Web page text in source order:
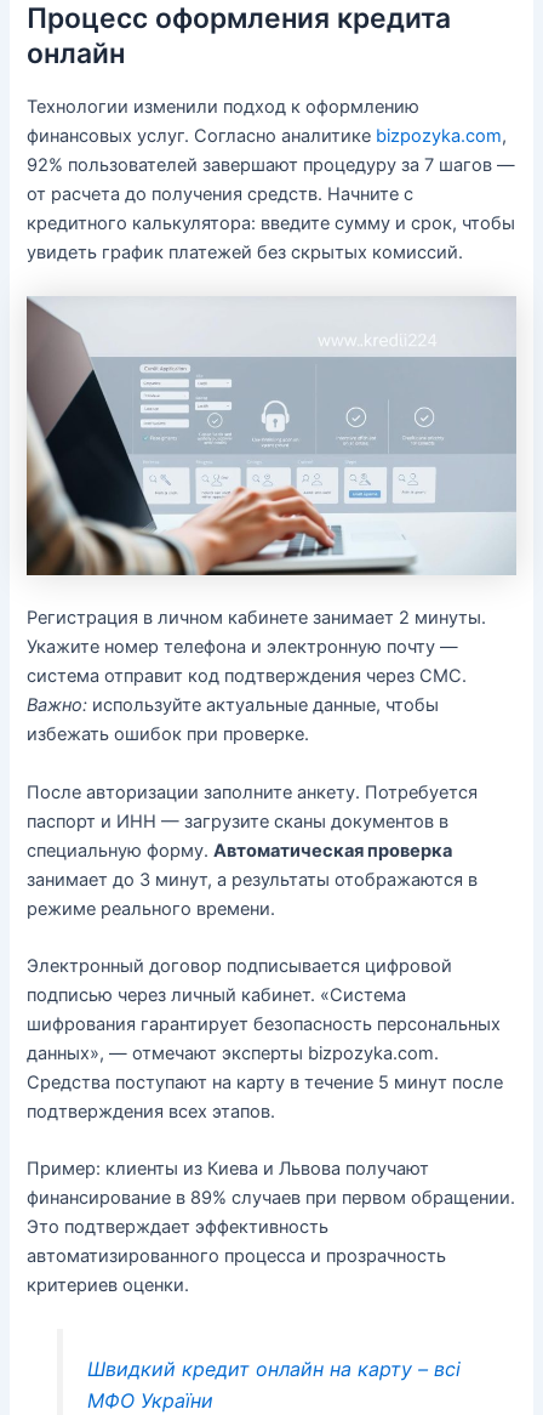
Процесс оформления кредита
онлайн
Технологии изменили подход к оформлению
финансовых услуг. Согласно аналитике bizpozyka.com,
92% пользователей завершают процедуру за 7 шагов —
от расчета до получения средств. Начните с
кредитного калькулятора: введите сумму и срок, чтобы
увидеть график платежей без скрытых комиссий.
Регистрация в личном кабинете занимает 2 минуты.
Укажите номер телефона и электронную почту —
система отправит код подтверждения через СМС.
Важно: используйте актуальные данные, чтобы
избежать ошибок при проверке.
После авторизации заполните анкету. Потребуется
паспорт и ИНН — загрузите сканы документов в
специальную форму.Автоматическая проверка
занимает до 3 минут, а результаты отображаются в
режиме реального времени.
Электронный договор подписывается цифровой
подписью через личный кабинет. «Система
шифрования гарантирует безопасность персональных
данных», — отмечают эксперты bizpozyka.com.
Средства поступают на карту в течение 5 минут после
подтверждения всех этапов.
Пример: клиенты из Киева и Львова получают
финансирование в 89% случаев при первом обращении.
Это подтверждает эффективность
автоматизированного процесса и прозрачность
критериев оценки.
Швидкий кредит онлайн на карту – всі
МФО України